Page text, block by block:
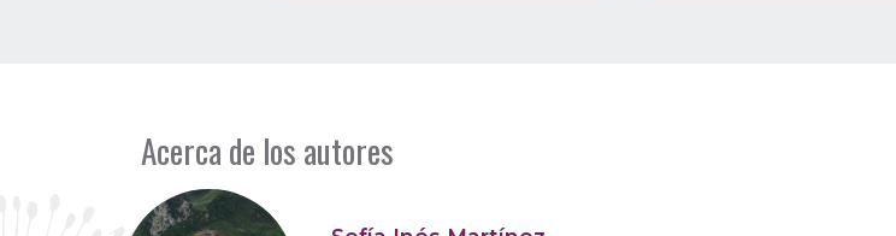
Acerca de los autores